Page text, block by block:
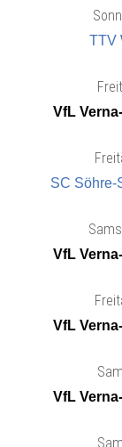
TTV
VfL
SC Söhre-
VfL
VfL
VfL